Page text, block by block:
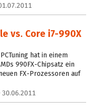
vs. Core i7-990X
hat in einem
990FX-Chipsatz ein
FX-Prozessoren auf
30.06.2011